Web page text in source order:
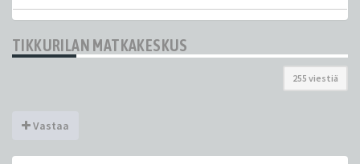
TIKKURILAN MATKAKESKUS
255 viestiä
Vastaa